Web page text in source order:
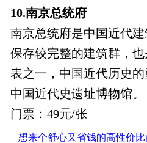
10.南京总统府
南京总统府是中国近代建
保存较完整的建筑群，
表之一，中国近代历史
中国近代史遗址博物馆。
门票：49元/张
想来个舒心又省钱的高性价